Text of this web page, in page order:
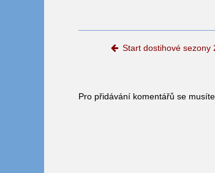
PostStart dostihové sezony
Pro přidávání komentářů se